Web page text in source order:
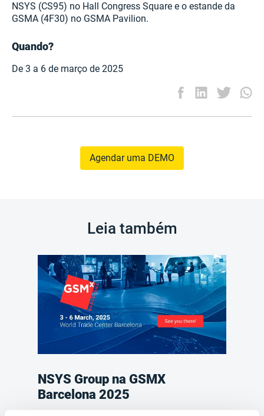
NSYS (CS95) no Hall Congress Square e o estande da
GSMA (4F30) no GSMA Pavilion.
Quando?
De 3 a 6 de março de 2025
Agendar uma DEMO
Leia também
NSYS Group na GSMX
Barcelona 2025